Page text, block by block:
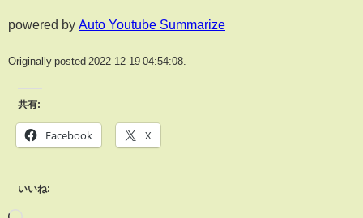
powered by Auto Youtube Summarize
Originally posted 2022-12-19 04:54:08.
共有:
Facebook X
いいね: